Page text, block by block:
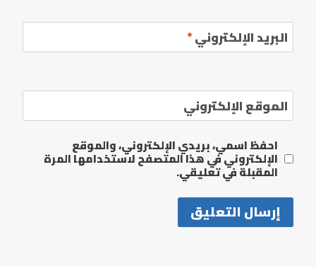
البريد الإلكتروني*
الموقع الإلكتروني
احفظ اسمي، بريدي الإلكتروني، والموقع
الإلكتروني في هذا المتصفح لاستخدامها المرة
المقبلة في تعليقي.